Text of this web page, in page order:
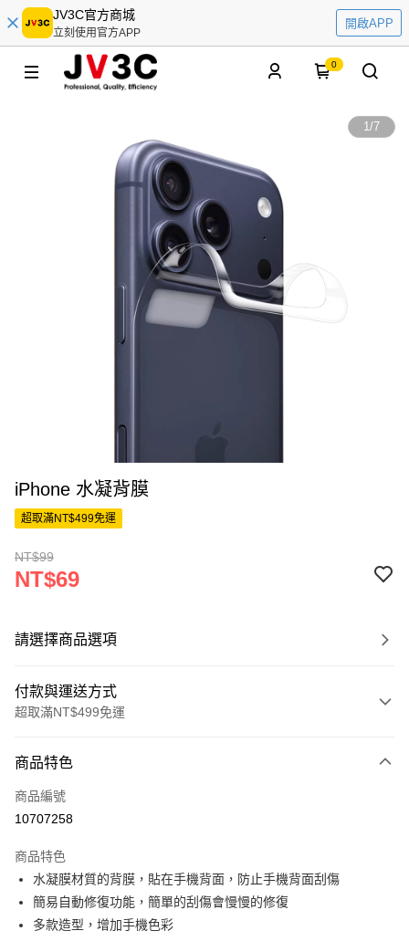
JV3C官方商城
立刻使用官方APP
開啟APP
0
1/7
iPhone 水凝背膜
超取滿NT$499免運
NT$99
NT$69
請選擇商品選項
付款與運送方式
超取滿NT$499免運
信用卡一次付款
超商取貨付款
Apple Pay
街口支付
商品特色
商品編號
10707258
商品特色
水凝膜材質的背膜，貼在手機背面，防止手機背面刮傷
簡易自動修復功能，簡單的刮傷會慢慢的修復
多款造型，增加手機色彩